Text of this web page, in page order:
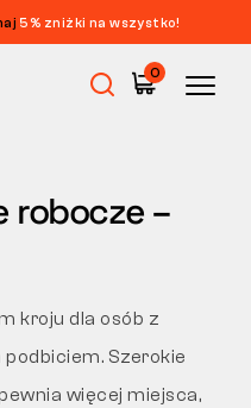
5% zniżki na wszystko!
0
robocze –
kroju dla osób z
Szerokie
więcej miejsca,